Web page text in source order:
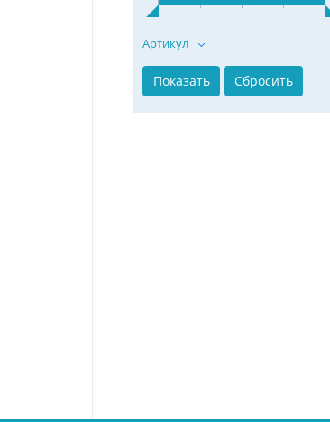
Артикул